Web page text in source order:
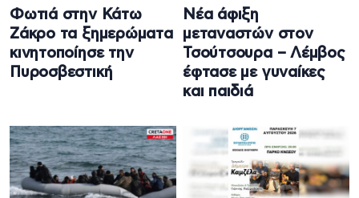
Φωτιά στην Κάτω
Ζάκρο τα ξημερώματα
κινητοποίησε την
Πυροσβεστική
Νέα άφιξη
μεταναστών στον
Τσούτσουρα – Λέμβος
έφτασε με γυναίκες
και παιδιά